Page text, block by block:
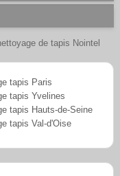
de tapis Nointel
tapis Paris
tapis Yvelines
tapis Hauts-de-Seine
tapis Val-d'Oise